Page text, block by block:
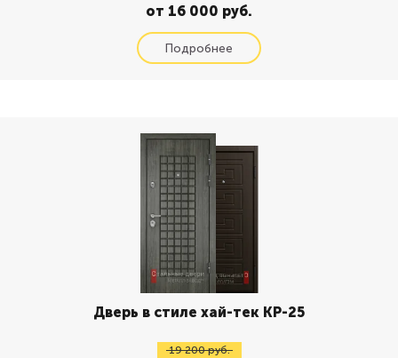
от 16 000 руб.
Дверь в стиле хай-тек КР-25
19 200 руб.